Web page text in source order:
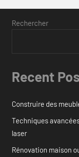
Rechercher
Recent
Construire des
Techniques
laser
Rénovation maison